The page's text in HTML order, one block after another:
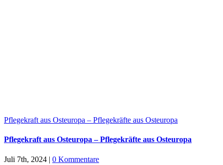
Pflegekraft aus Osteuropa – Pflegekräfte aus Osteuropa
Pflegekraft aus Osteuropa – Pflegekräfte aus Osteuropa
Juli 7th, 2024 | 0 Kommentare